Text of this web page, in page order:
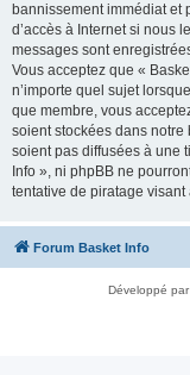
bannissement immédiat et
d’accès à Internet si nous
messages sont
Vous acceptez que «
n’importe quel sujet
que membre, vous
soient stockées dans
soient pas diffusées à une
Info », ni phpBB ne
tentative de piratage
Forum Basket Info
Développé par